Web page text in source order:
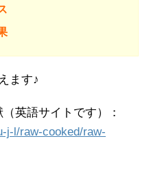
ます♪
英語サイトです）：
j-l/raw-cooked/raw-